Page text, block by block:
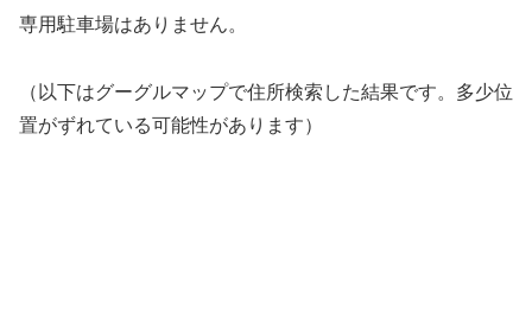
専用駐車場はありません。
（以下はグーグルマップで住所検索した結果です。多少位
置がずれている可能性があります）